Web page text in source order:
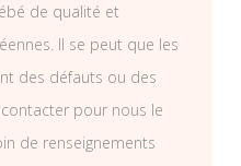
de qualité et
Il se peut que les
des défauts ou des
pour nous le
de renseignements